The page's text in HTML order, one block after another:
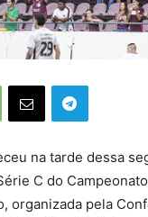
na tarde dessa
C do
organizada pela